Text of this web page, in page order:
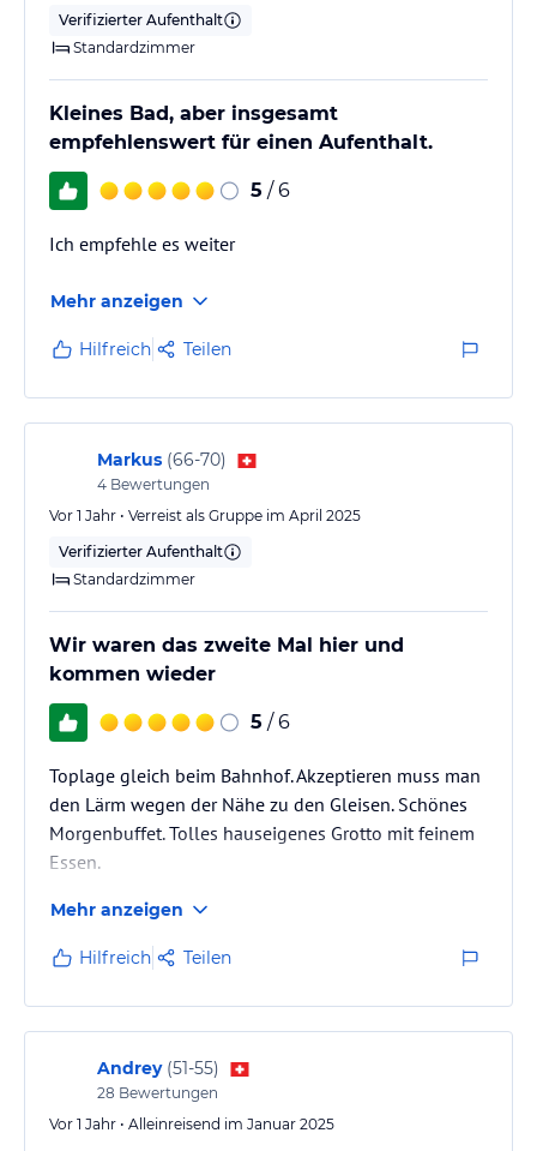
Verifizierter Aufenthalt
Standardzimmer
Kleines Bad, aber insgesamt
empfehlenswert für einen Aufenthalt.
5 / 6
Ich empfehle es weiter
Mehr anzeigen
Hilfreich Teilen
Markus (66-70)
4 Bewertungen
Vor 1 Jahr • Verreist als Gruppe im April 2025
Verifizierter Aufenthalt
Standardzimmer
Wir waren das zweite Mal hier und
kommen wieder
5 / 6
Toplage gleich beim Bahnhof. Akzeptieren muss man
den Lärm wegen der Nähe zu den Gleisen. Schönes
Morgenbuffet. Tolles hauseigenes Grotto mit feinem
Essen.
Mehr anzeigen
Hilfreich Teilen
Andrey (51-55)
28 Bewertungen
Vor 1 Jahr • Alleinreisend im Januar 2025